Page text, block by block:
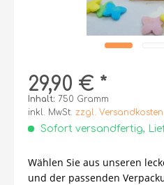
29,90 € *
Inhalt: 750 Gramm
inkl. MwSt. zzgl. Versandkosten
Sofort versandfertig,
Wählen Sie aus unseren
und der passenden